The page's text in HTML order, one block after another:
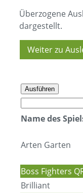
​Überzogene
dargestellt.
Weiter zu
Ausführen
Name des
Arten Garten
Boss Fighters
Brilliant